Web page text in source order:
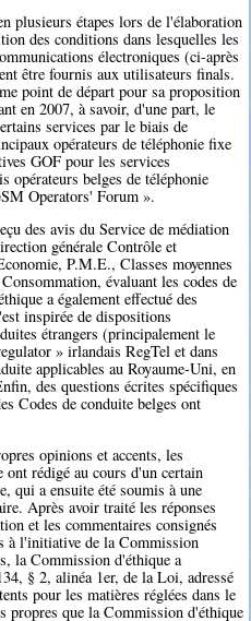
plusieurs étapes lors de l'élaboration
des conditions dans lesquelles les
électroniques (ci-après
être fournis aux utilisateurs finals.
point de départ pour sa proposition
en 2007, à savoir, d'une part, le
services par le biais de
opérateurs de téléphonie fixe
GOF pour les services
belges de téléphonie
Operators' Forum ».
des avis du Service de médiation
générale Contrôle et
P.M.E., Classes moyennes
évaluant les codes de
a également effectué des
inspirée de dispositions
étrangers (principalement le
» irlandais RegTel et dans
applicables au Royaume-Uni, en
des questions écrites spécifiques
Codes de conduite belges ont
opinions et accents, les
rédigé au cours d'un certain
qui a ensuite été soumis à une
Après avoir traité les réponses
et les commentaires consignés
à l'initiative de la Commission
la Commission d'éthique a
§ 2, alinéa 1er, de la Loi, adressé
pour les matières réglées dans le
propres que la Commission d'éthique